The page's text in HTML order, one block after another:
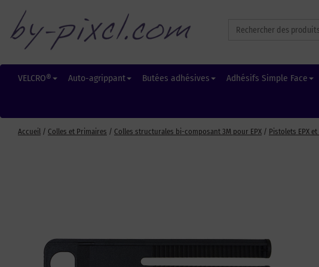
for:
VELCRO® Auto-agrippant Butées adhésives Adhésifs Simple Face
Accueil / Colles et Primaires / Colles structurales bi-composant 3M pour EPX / Pistolets EPX